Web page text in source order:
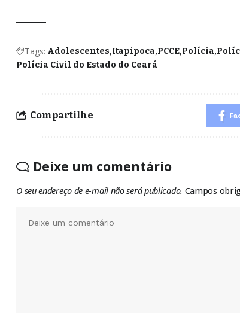
Tags: Adolescentes Itapipoca PCCE Polícia
Polícia Civil do Estado do Ceará
Compartilhe
Deixe um comentário
O seu endereço de e-mail não será publicado. Campos